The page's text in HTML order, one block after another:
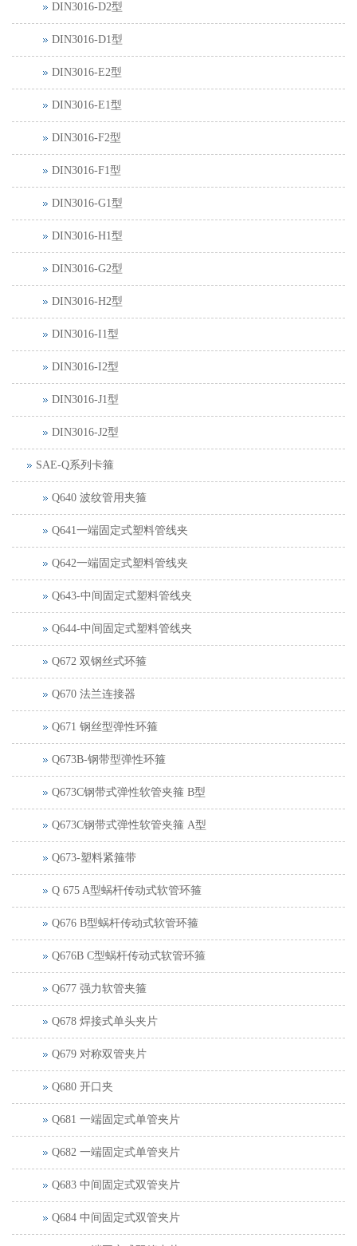
DIN3016-D2型
DIN3016-D1型
DIN3016-E2型
DIN3016-E1型
DIN3016-F2型
DIN3016-F1型
DIN3016-G1型
DIN3016-H1型
DIN3016-G2型
DIN3016-H2型
DIN3016-I1型
DIN3016-I2型
DIN3016-J1型
DIN3016-J2型
SAE-Q系列卡箍
Q640 波纹管用夹箍
Q641一端固定式塑料管线夹
Q642一端固定式塑料管线夹
Q643-中间固定式塑料管线夹
Q644-中间固定式塑料管线夹
Q672 双钢丝式环箍
Q670 法兰连接器
Q671 钢丝型弹性环箍
Q673B-钢带型弹性环箍
Q673C钢带式弹性软管夹箍 B型
Q673C钢带式弹性软管夹箍 A型
Q673-塑料紧箍带
Q 675 A型蜗杆传动式软管环箍
Q676 B型蜗杆传动式软管环箍
Q676B C型蜗杆传动式软管环箍
Q677 强力软管夹箍
Q678 焊接式单头夹片
Q679 对称双管夹片
Q680 开口夹
Q681 一端固定式单管夹片
Q682 一端固定式单管夹片
Q683 中间固定式双管夹片
Q684 中间固定式双管夹片